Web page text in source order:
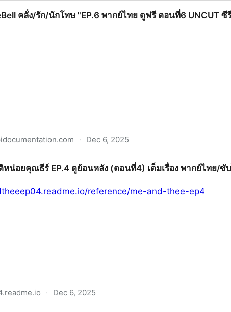
คลั่ง/รัก/นักโทษ "EP.6 พากย์ไทย ดูฟรี ตอนที่6 UNCUT ซี
· Dec 6, 2025
น่อยคุณธีร์ EP.4 ดูย้อนหลัง (ตอนที่4) เต็มเรื่อง พากย์ไทย/ซั
reference/me-and-thee-ep4
· Dec 6, 2025